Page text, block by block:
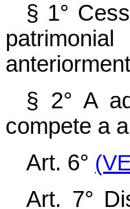
§ 1°
§ 2° A
compete a
Art. 6°
Art. 7°